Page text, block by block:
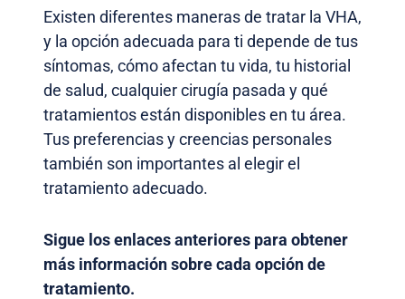
Existen diferentes maneras de tratar la VHA,
y la opción adecuada para ti depende de tus
síntomas, cómo afectan tu vida, tu historial
de salud, cualquier cirugía pasada y qué
tratamientos están disponibles en tu área.
Tus preferencias y creencias personales
también son importantes al elegir el
tratamiento adecuado.
Sigue los enlaces anteriores para obtener
más información sobre cada opción de
tratamiento.